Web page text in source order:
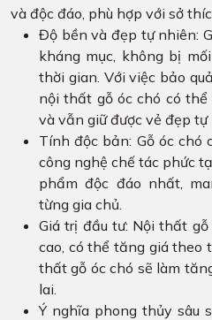
và độc đáo, phù hợp với sở
Độ bền và đẹp tự nhiên:
kháng mục, không bị
thời gian. Với việc bảo
nội thất gỗ óc chó có
và vẫn giữ được vẻ đẹp tự
Tính độc bản: Gỗ óc chó
công nghệ chế tác phức
phẩm độc đáo nhất,
từng gia chủ.
Giá trị đầu tư: Nội thất
cao, có thể tăng giá theo
thất gỗ óc chó sẽ làm
lai.
Ý nghĩa phong thủy sâu